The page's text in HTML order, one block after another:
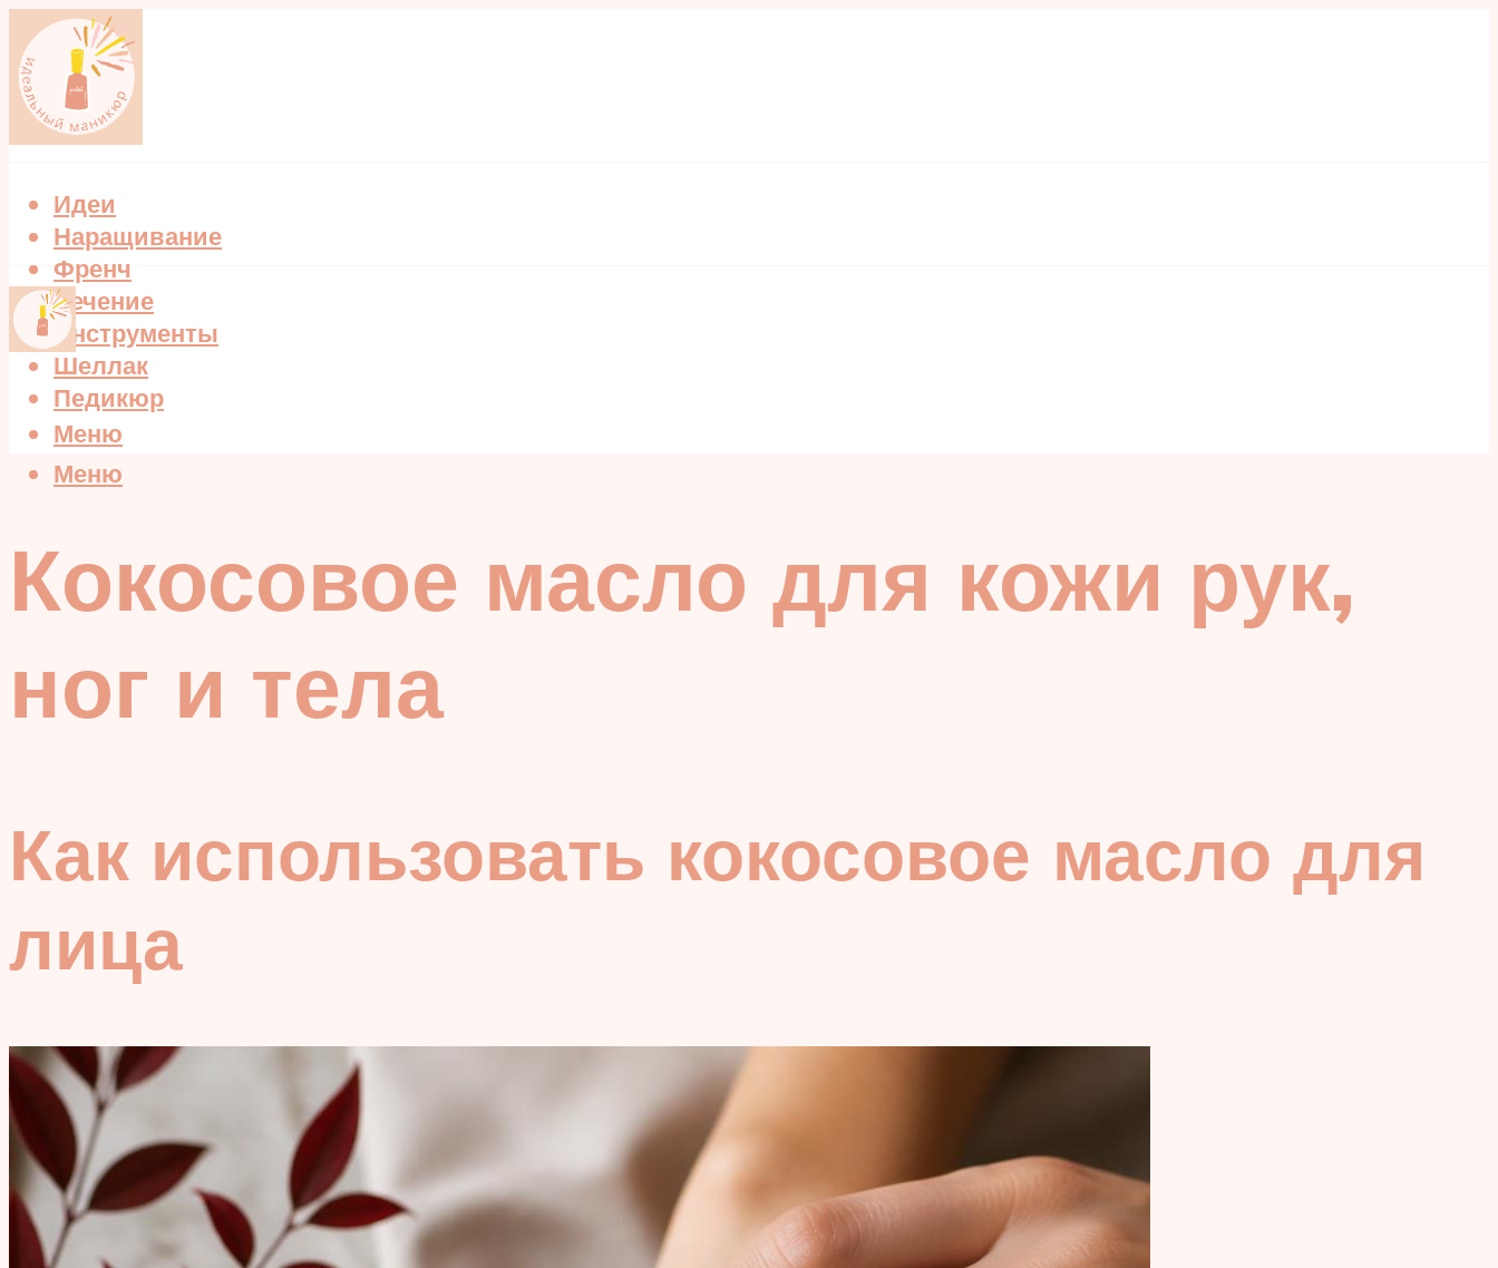
Идеи
Наращивание
Френч
Лечение
Инструменты
Шеллак
Педикюр
Меню
Меню
Кокосовое масло для кожи рук,
ног и тела
Как использовать кокосовое масло для
лица